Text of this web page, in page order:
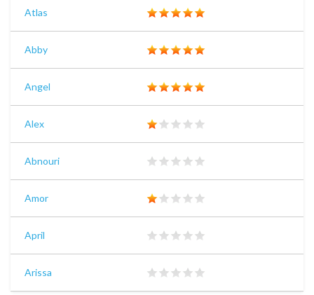
Atlas
Abby
Angel
Alex
Abnouri
Amor
April
Arissa